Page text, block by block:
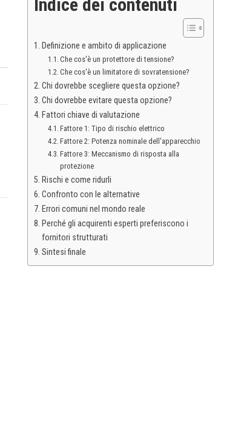
Indice dei contenuti
Definizione e ambito di applicazione
Che cos'è un protettore di tensione?
Che cos'è un limitatore di sovratensione?
Chi dovrebbe scegliere questa opzione?
Chi dovrebbe evitare questa opzione?
Fattori chiave di valutazione
Fattore 1: Tipo di rischio elettrico
Fattore 2: Potenza nominale dell'apparecchio
Fattore 3: Meccanismo di risposta alla
protezione
Rischi e come ridurli
Confronto con le alternative
Errori comuni nel mondo reale
Perché gli acquirenti esperti preferiscono i
fornitori strutturati
Sintesi finale